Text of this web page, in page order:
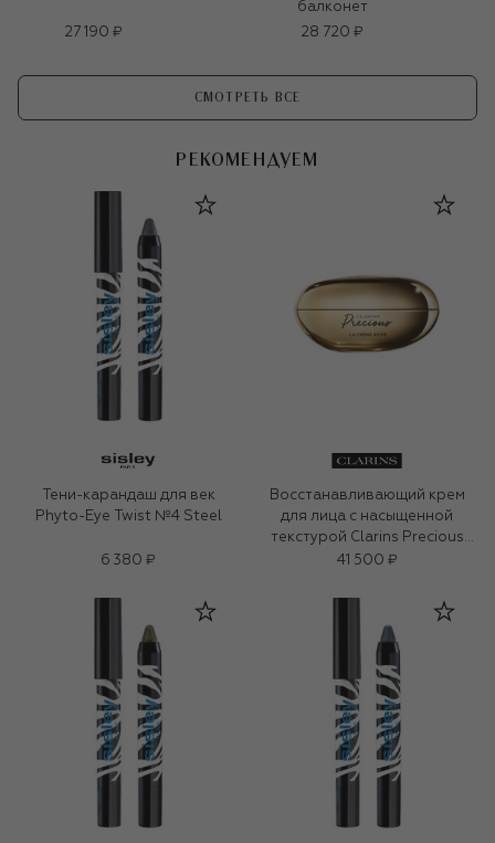
27 190 ₽
балконет
28 720 ₽
СМОТРЕТЬ ВСЕ
РЕКОМЕНДУЕМ
Тени-карандаш для век
Phyto-Eye Twist №4 Steel
6 380 ₽
Восстанавливающий крем
для лица с насыщенной
текстурой Clarins Precious
(50ml)
41 500 ₽